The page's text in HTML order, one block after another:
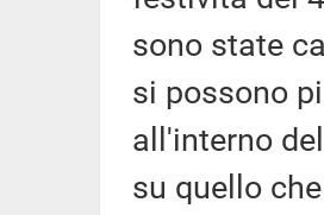
sono state
si possono
all'interno
su quello